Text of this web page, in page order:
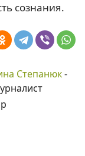
сознания.
Степанюк-